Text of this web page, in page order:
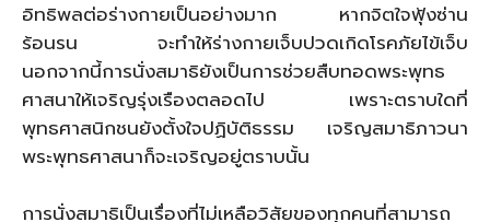
อิทธิพลต่อร่างกายเป็นอย่างมาก หากจิตใจฟุ้งซ่าน
ร้อนรน จะทำให้ร่างกายเจ็บปวดเกิดโรคภัยไข้เจ็บ
นอกจากนี้การนั่งสมาธิยังเป็นการช่วยสืบทอดพระพุทธ
ศาสนาให้เจริญรุ่งเรืองตลอดไป เพราะตราบใดที่
พุทธศาสนิกชนยังตั้งใจปฏิบัติธรรม เจริญสมาธิภาวนา
พระพุทธศาสนาก็จะเจริญอยู่ตราบนั้น
การนั่งสมาธิเป็นเรื่องที่ไม่เหลือวิสัยของทุกคนที่สามารถ